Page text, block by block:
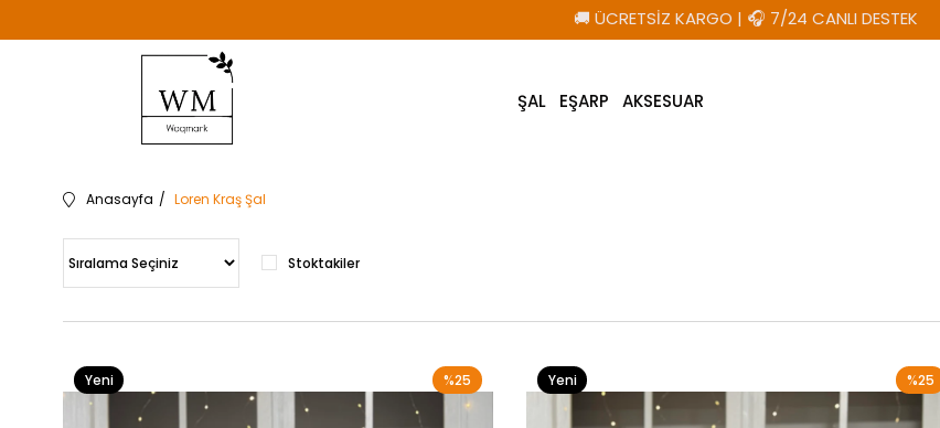
🚚 ÜCRETSİZ KARGO | 🎧 7/24 CANLI DESTEK
ŞAL EŞARP AKSESUAR
Anasayfa Loren Kraş Şal
Stoktakiler
%25
Yeni
Ürün
%25
Yeni
Ürün